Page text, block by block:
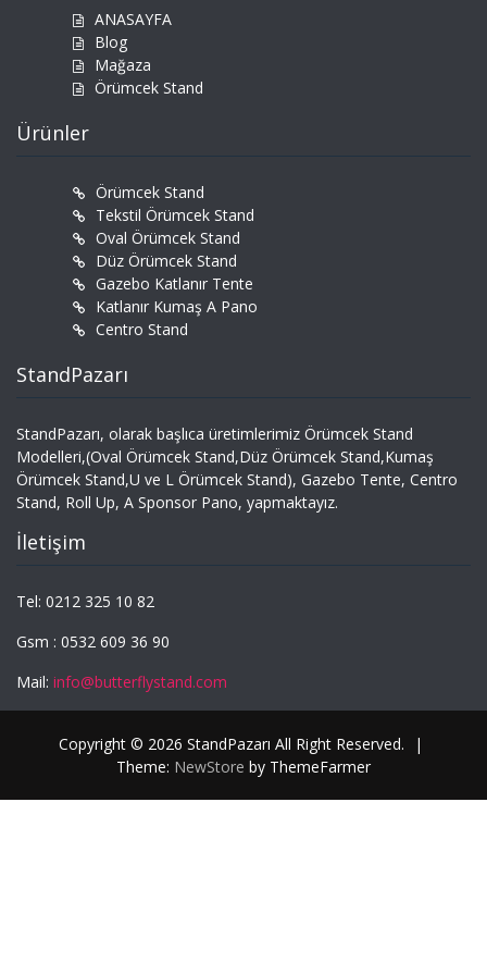
ANASAYFA
Blog
Mağaza
Örümcek Stand
Ürünler
Örümcek Stand
Tekstil Örümcek Stand
Oval Örümcek Stand
Düz Örümcek Stand
Gazebo Katlanır Tente
Katlanır Kumaş A Pano
Centro Stand
StandPazarı
StandPazarı, olarak başlıca üretimlerimiz Örümcek Stand
Modelleri,(Oval Örümcek Stand,Düz Örümcek Stand,Kumaş
Örümcek Stand,U ve L Örümcek Stand), Gazebo Tente, Centro
Stand, Roll Up, A Sponsor Pano, yapmaktayız.
İletişim
Tel: 0212 325 10 82
Gsm : 0532 609 36 90
Mail: info@butterflystand.com
Copyright © 2026 StandPazarı All Right Reserved.
|
Theme: NewStore by ThemeFarmer